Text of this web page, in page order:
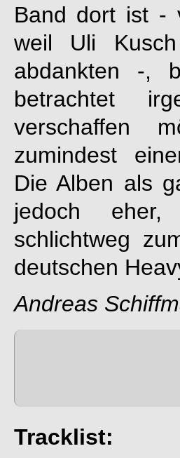
Band dort ist -
weil Uli
abdankten -,
betrachtet
verschaffen
zumindest
Die Alben als
jedoch
schlichtweg
deutschen
Andreas
Tracklist: